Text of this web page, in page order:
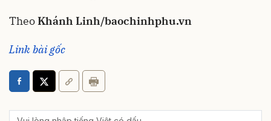
TheoKhánh Linh/baochinhphu.vn
Link bài gốc